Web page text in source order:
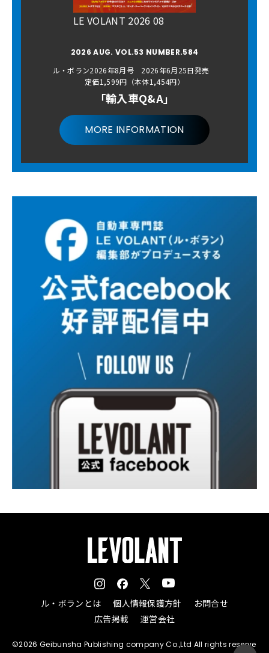
LE VOLANT 2026 08
2026 AUG. VOL.53 NUMBER.584
ル・ボラン2026年8月号 2026年6月25日発売
定価1,599円（本体1,454円）
「輸入車Q&A」
MORE INFORMATION
ル・ボランとは 個人情報保護方針
お問合せ
広告掲載
運営会社
©2026 Geibunsha Publishing company Co.,Ltd All rights reserve